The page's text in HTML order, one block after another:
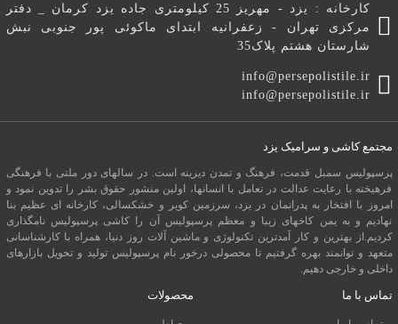
کارخانه : یزد - مهریز 25 کیلومتری جاده یزد کرمان _ دفتر
مرکزی تهران - زعفرانیه ابتدای ماکوئی پور جنوبی نبش
شارستان هشتم پلاک35
info@persepolistile.ir
info@persepolistile.ir
مجتمع کاشی و سرامیک یزد
پرسپولیس سمبل قدمت، فرهنگ و تمدن دیرینه است. در سالهای دور ملتی با فرهنگی
فرهیخته با رعایت عدالت در تعامل با انسانها، اولین منشور حقوق بشر را تدوین نمود و
امروز با افتخار به پدرانمان در یزد، سرزمین کویر و خشکسالی، کارخانه ای عظیم بنا
نهادیم و به یمن کاخهای زیبا و معظم پرسپولیس آن را کاشی پرسپولیس نامگذاری
کردیم.از بهترین و کار آمدترین تکنولوژی و ماشین آلات روز دنیا، همراه با کارشناسانی
متعهد و توانمند بهره گرفتیم تا محصولی درخور نام پرسپولیس تولید و تحویل بازارهای
داخلی و خارجی دهیم.
تماس با ما محصولات